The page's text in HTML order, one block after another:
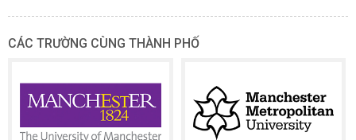
CÁC TRƯỜNG CÙNG THÀNH PHỐ